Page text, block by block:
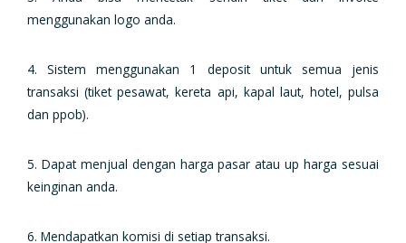
menggunakan logo anda.
4. Sistem menggunakan 1 deposit untuk semua jenis
transaksi (tiket pesawat, kereta api, kapal laut, hotel, pulsa
dan ppob).
5. Dapat menjual dengan harga pasar atau up harga sesuai
keinginan anda.
6. Mendapatkan komisi di setiap transaksi.